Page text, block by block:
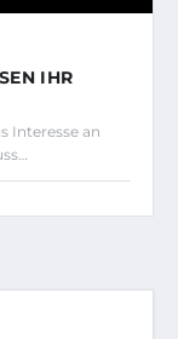
IHR
Interesse an